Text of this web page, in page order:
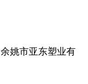
余姚市亚东塑业有